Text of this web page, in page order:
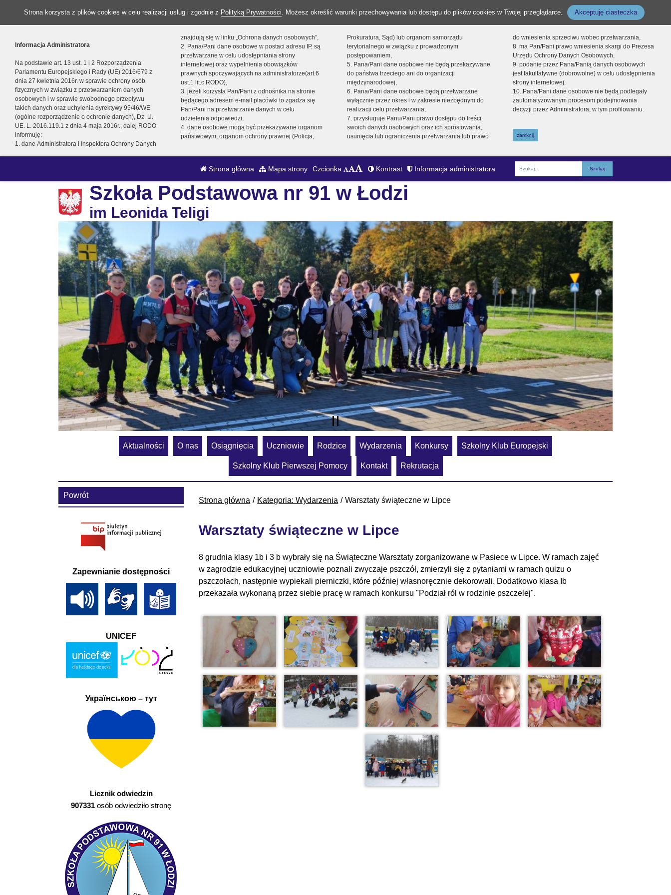
Strona korzysta z plików cookies w celu realizacji usług i zgodnie z Polityką Prywatności. Możesz określić warunki przechowywania lub dostępu do plików cookies w Twojej przeglądarce. Akceptuję ciasteczka
Informacja Administratora
Na podstawie art. 13 ust. 1 i 2 Rozporządzenia
Parlamentu Europejskiego i Rady (UE) 2016/679 z
dnia 27 kwietnia 2016r. w sprawie ochrony osób
fizycznych w związku z przetwarzaniem danych
osobowych i w sprawie swobodnego przepływu
takich danych oraz uchylenia dyrektywy 95/46/WE
(ogólne rozporządzenie o ochronie danych), Dz. U.
UE. L. 2016.119.1 z dnia 4 maja 2016r., dalej RODO
informuję:
1. dane Administratora i Inspektora Ochrony Danych
znajdują się w linku „Ochrona danych osobowych”,
2. Pana/Pani dane osobowe w postaci adresu IP, są
przetwarzane w celu udostępniania strony
internetowej oraz wypełnienia obowiązków
prawnych spoczywających na administratorze(art.6
ust.1 lit.c RODO),
3. jeżeli korzysta Pan/Pani z odnośnika na stronie
będącego adresem e-mail placówki to zgadza się
Pan/Pani na przetwarzanie danych w celu
udzielenia odpowiedzi,
4. dane osobowe mogą być przekazywane organom
państwowym, organom ochrony prawnej (Policja,
Prokuratura, Sąd) lub organom samorządu
terytorialnego w związku z prowadzonym
postępowaniem,
5. Pana/Pani dane osobowe nie będą przekazywane
do państwa trzeciego ani do organizacji
międzynarodowej,
6. Pana/Pani dane osobowe będą przetwarzane
wyłącznie przez okres i w zakresie niezbędnym do
realizacji celu przetwarzania,
7. przysługuje Panu/Pani prawo dostępu do treści
swoich danych osobowych oraz ich sprostowania,
usunięcia lub ograniczenia przetwarzania lub prawo
do wniesienia sprzeciwu wobec przetwarzania,
8. ma Pan/Pani prawo wniesienia skargi do Prezesa
Urzędu Ochrony Danych Osobowych,
9. podanie przez Pana/Panią danych osobowych
jest fakultatywne (dobrowolne) w celu udostępnienia
strony internetowej,
10. Pana/Pani dane osobowe nie będą podlegały
zautomatyzowanym procesom podejmowania
decyzji przez Administratora, w tym profilowaniu.
zamknij
Strona główna Mapa strony Czcionka Kontrast Informacja administratora
Fraza
Szkoła Podstawowa nr 91 w Łodzi
im Leonida Teligi
Aktualności O nas Osiągnięcia Uczniowie Rodzice Wydarzenia Konkursy Szkolny Klub Europejski
Szkolny Klub Pierwszej Pomocy Kontakt Rekrutacja
Strona główna Kategoria: Wydarzenia Warsztaty świąteczne w Lipce
Warsztaty świąteczne w Lipce
8 grudnia klasy 1b i 3 b wybrały się na Świąteczne Warsztaty zorganizowane w Pasiece w Lipce. W ramach zajęć
w zagrodzie edukacyjnej uczniowie poznali zwyczaje pszczół, zmierzyli się z pytaniami w ramach quizu o
pszczołach, następnie wypiekali pierniczki, które później własnoręcznie dekorowali. Dodatkowo klasa Ib
przekazała wykonaną przez siebie pracę w ramach konkursu "Podział ról w rodzinie pszczelej".
Powrót
Zapewnianie dostępności
UNICEF
Українською – тут
Licznik odwiedzin
907331 osób odwiedziło stronę